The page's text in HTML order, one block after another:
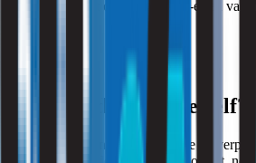
hebben gebruikt om de prestatie-eisen
Wat zegt de branche zelf?
De brancheorganisatie ActiZ, die de